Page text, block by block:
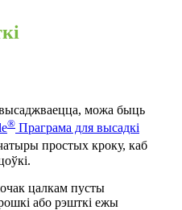
можа быць
® Праграма для высадкі
простых кроку, каб
цалкам пусты
або рэшткі ежы